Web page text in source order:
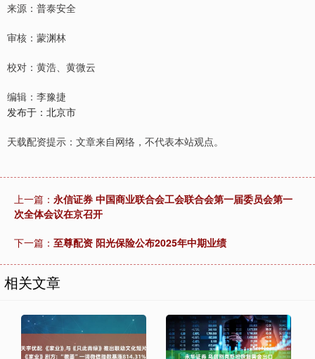
来源：普泰安全
审核：蒙渊林
校对：黄浩、黄微云
编辑：李豫捷
发布于：北京市
天载配资提示：文章来自网络，不代表本站观点。
上一篇： 永信证券 中国商业联合会工会联合会第一届委员会第一
次全体会议在京召开
下一篇： 至尊配资 阳光保险公布2025年中期业绩
相关文章